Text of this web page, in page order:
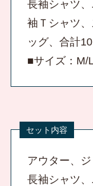
長袖シャツ
袖Ｔシャツ
ッグ、合計
■サイズ：M/
アウター、
長袖シャツ